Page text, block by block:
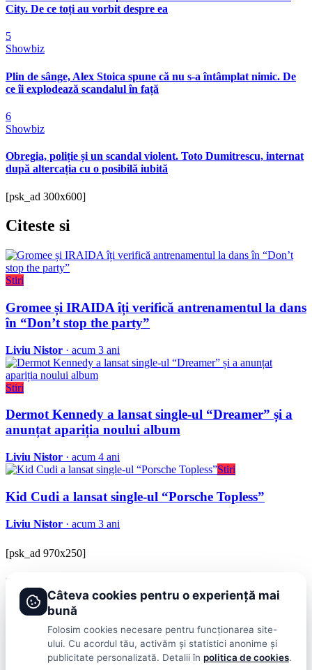
City. De ce toți au vorbit despre ea
5
Showbiz
Plin de sânge, Alex Stoica spune că nu s-a întâmplat nimic. De
ce îi explodează scandalul în față
6
Showbiz
Obregia, poliție și un scandal violent. Toto Dumitrescu, internat
după altercația cu o posibilă iubită
[psk_ad 300x600]
Citeste si
Stiri
Gromee și IRAIDA îți verifică antrenamentul la dans
în “Don’t stop the party”
Liviu Nistor · acum 3 ani
Stiri
Dermot Kennedy a lansat single-ul “Dreamer” și a
anunțat apariția noului album
Liviu Nistor · acum 4 ani
Stiri
Kid Cudi a lansat single-ul “Porsche Topless”
Liviu Nistor · acum 3 ani
[psk_ad 970x250]
BRAVOnet
Showbiz, vedete si tot ce misca in lumea mondena
ShowbizPublicitateLifestyleHealth & BeautyCasa si Gradina
Câteva cookies pentru o experiență mai
bună
Folosim cookies necesare pentru funcționarea site-
ului. Cu acordul tău, activăm și statistici anonime și
publicitate personalizată. Detalii în politica de cookies.